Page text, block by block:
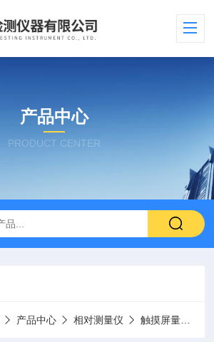
产品中心
PRODUCT CENTER
产品中心 相对测量仪 触摸屏量仪